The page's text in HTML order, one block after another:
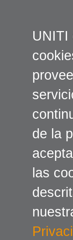
UNITI
de la
las